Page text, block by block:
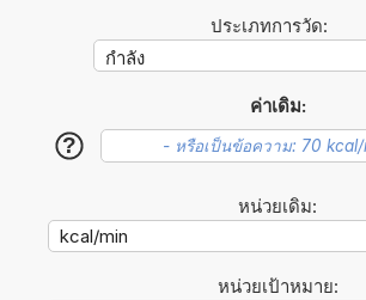
ประเภทการวัด:
ค่าเดิม:
?
หน่วยเดิม:
หน่วยเป้าหมาย: